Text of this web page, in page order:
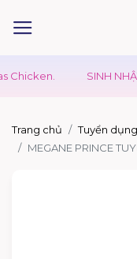
SINH
Trang chủ
Tuyển dụng
MEGANE PRINCE